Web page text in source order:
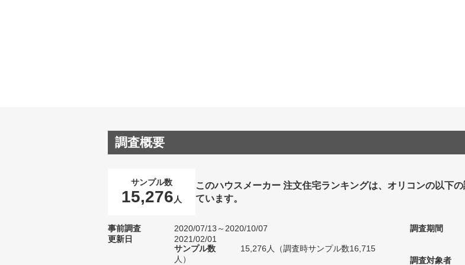
調査概要
サンプル数
15,276 人
このハウスメーカー 注文住宅ランキングは、オリコンの以下
ています。
事前調査
2020/07/13～2020/10/07
更新日
2021/02/01
サンプル数
15,276人（調査時サンプル数16,715
人）
調査期間
調査対象者